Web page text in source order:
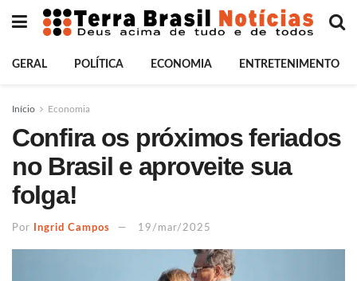
GERAL POLÍTICA ECONOMIA ENTRETENIMENTO
Início Economia
Confira os próximos feriados
no Brasil e aproveite sua
folga!
Por Ingrid Campos 19/mar/2025